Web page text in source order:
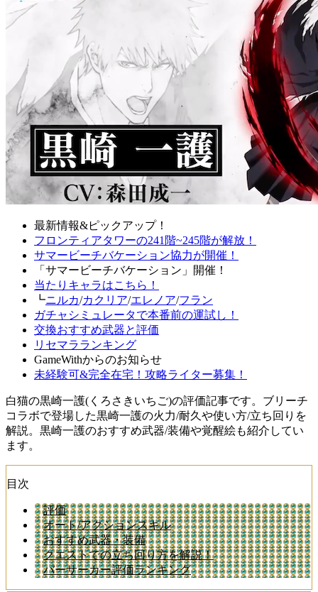
最新情報&ピックアップ！
フロンティアタワーの241階~245階が解放！
サマービーチバケーション協力が開催！
「サマービーチバケーション」開催！
当たりキャラはこちら！
┗ニルカ/カクリア/エレノア/フラン
ガチャシミュレータで本番前の運試し！
交換おすすめ武器と評価
リセマラランキング
GameWithからのお知らせ
未経験可&完全在宅！攻略ライター募集！
白猫の黒崎一護(くろさきいちご)の評価記事です。ブリーチ
コラボで登場した黒崎一護の火力/耐久や使い方/立ち回りを
解説。黒崎一護のおすすめ武器/装備や覚醒絵も紹介してい
ます。
目次
評価
オート/アクションスキル
おすすめ武器・装備
クエストでの立ち回り方を解説！
バーサーカー評価ランキング